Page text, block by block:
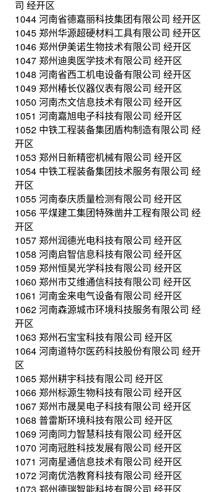
司 经开区
1044 河南省德嘉丽科技集团有限公司 经开区
1045 郑州华源超硬材料工具有限公司 经开区
1046 郑州伊美诺生物技术有限公司 经开区
1047 郑州迪奥医学技术有限公司 经开区
1048 河南省西工机电设备有限公司 经开区
1049 郑州椿长仪器仪表有限公司 经开区
1050 河南杰文信息技术有限公司 经开区
1051 河南嘉旭电子科技有限公司 经开区
1052 中铁工程装备集团盾构制造有限公司 经
开区
1053 郑州日新精密机械有限公司 经开区
1054 中铁工程装备集团技术服务有限公司 经
开区
1055 河南泰庆质量检测有限公司 经开区
1056 平煤建工集团特殊凿井工程有限公司 经
开区
1057 郑州润德光电科技有限公司 经开区
1058 河南启智信息科技有限公司 经开区
1059 郑州恒昊光学科技有限公司 经开区
1060 郑州市艾维通信科技有限公司 经开区
1061 河南金来电气设备有限公司 经开区
1062 河南森源城市环境科技服务有限公司 经
开区
1063 郑州石宝宝科技有限公司 经开区
1064 河南道特尔医药科技股份有限公司 经开
区
1065 郑州耕宇科技有限公司 经开区
1066 郑州标源生物科技有限公司 经开区
1067 郑州市晟昊电子科技有限公司 经开区
1068 普雷斯环境科技有限公司 经开区
1069 河南同力智慧科技有限公司 经开区
1070 河南冠胜科技发展有限公司 经开区
1071 河南星通信息技术有限公司 经开区
1072 河南优浩教育科技有限公司 经开区
1073 郑州德瑞智能科技有限公司 经开区